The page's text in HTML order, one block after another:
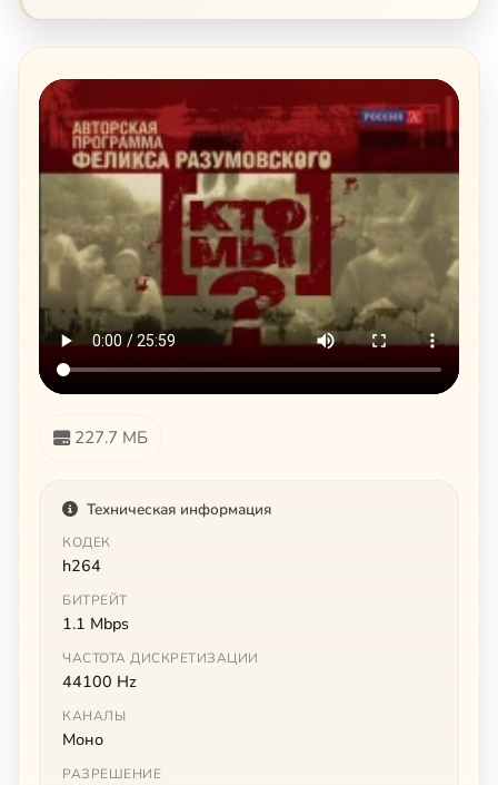
227.7 МБ
Техническая информация
КОДЕК
h264
БИТРЕЙТ
1.1 Mbps
ЧАСТОТА ДИСКРЕТИЗАЦИИ
44100 Hz
КАНАЛЫ
Моно
РАЗРЕШЕНИЕ